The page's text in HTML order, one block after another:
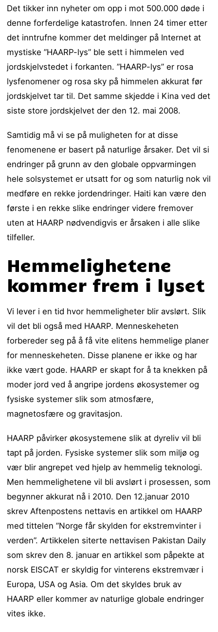
Det tikker inn nyheter om opp i mot 500.000 døde i
denne forferdelige katastrofen. Innen 24 timer etter
det inntrufne kommer det meldinger på Internet at
mystiske ”HAARP-lys” ble sett i himmelen ved
jordskjelvstedet i forkanten. ”HAARP-lys” er rosa
lysfenomener og rosa sky på himmelen akkurat før
jordskjelvet tar til. Det samme skjedde i Kina ved det
siste store jordskjelvet der den 12. mai 2008.
Samtidig må vi se på muligheten for at disse
fenomenene er basert på naturlige årsaker. Det vil si
endringer på grunn av den globale oppvarmingen
hele solsystemet er utsatt for og som naturlig nok vil
medføre en rekke jordendringer. Haiti kan være den
første i en rekke slike endringer videre fremover
uten at HAARP nødvendigvis er årsaken i alle slike
tilfeller.
Hemmelighetene
kommer frem i lyset
Vi lever i en tid hvor hemmeligheter blir avslørt. Slik
vil det bli også med HAARP. Menneskeheten
forbereder seg på å få vite elitens hemmelige planer
for menneskeheten. Disse planene er ikke og har
ikke vært gode. HAARP er skapt for å ta knekken på
moder jord ved å angripe jordens økosystemer og
fysiske systemer slik som atmosfære,
magnetosfære og gravitasjon.
HAARP påvirker økosystemene slik at dyreliv vil bli
tapt på jorden. Fysiske systemer slik som miljø og
vær blir angrepet ved hjelp av hemmelig teknologi.
Men hemmelighetene vil bli avslørt i prosessen, som
begynner akkurat nå i 2010. Den 12.januar 2010
skrev Aftenpostens nettavis en artikkel om HAARP
med tittelen ”Norge får skylden for ekstremvinter i
verden”. Artikkelen siterte nettavisen Pakistan Daily
som skrev den 8. januar en artikkel som påpekte at
norsk EISCAT er skyldig for vinterens ekstremvær i
Europa, USA og Asia. Om det skyldes bruk av
HAARP eller kommer av naturlige globale endringer
vites ikke.